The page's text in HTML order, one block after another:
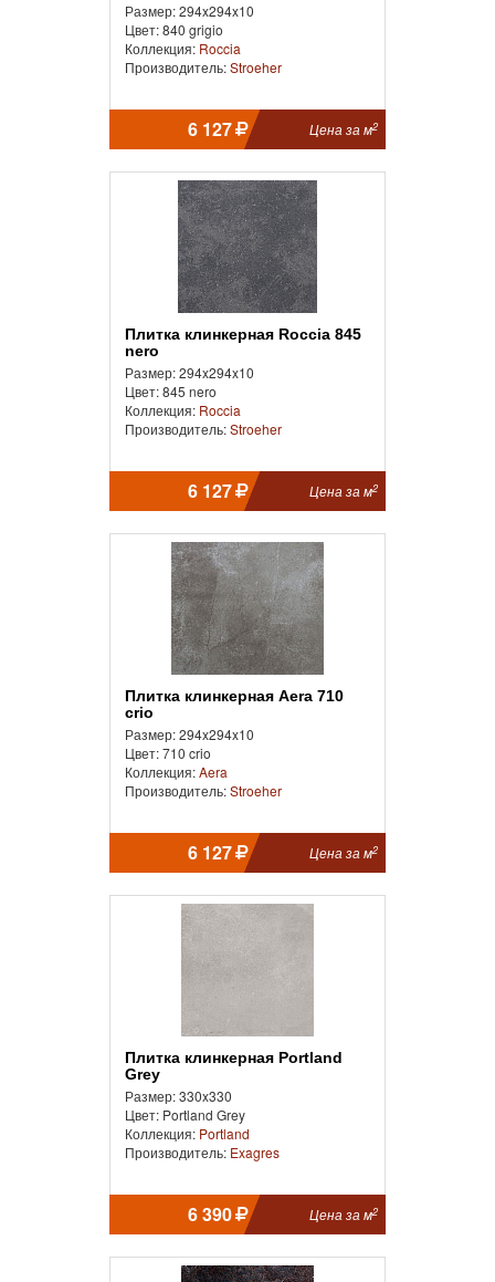
Размер: 294x294x10
Цвет: 840 grigio
Коллекция: Roccia
Производитель:Stroeher
6 127 Цена за м2
Плитка клинкерная Roccia 845
nero
Размер: 294x294x10
Цвет: 845 nero
Коллекция: Roccia
Производитель:Stroeher
6 127 Цена за м2
Плитка клинкерная Aera 710
crio
Размер: 294x294x10
Цвет: 710 crio
Коллекция:Aera
Производитель:Stroeher
6 127 Цена за м2
Плитка клинкерная Portland
Grey
Размер: 330x330
Цвет: Portland Grey
Коллекция: Portland
Производитель: Exagres
6 390 Цена за м2